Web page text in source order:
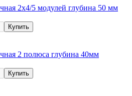
2х4/5 модулей глубина 50 мм
2 полюса глубина 40мм